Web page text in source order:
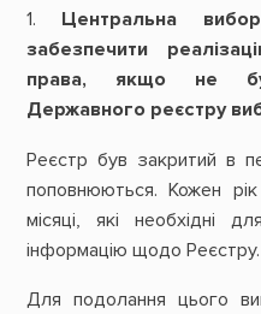
1. Центральна
забезпечити
права, якщо не
Державного реєстру
Реєстр був закритий в
поповнюються. Кожен
місяці, які необхідні
інформацію щодо Реєстру.
Для подолання цього